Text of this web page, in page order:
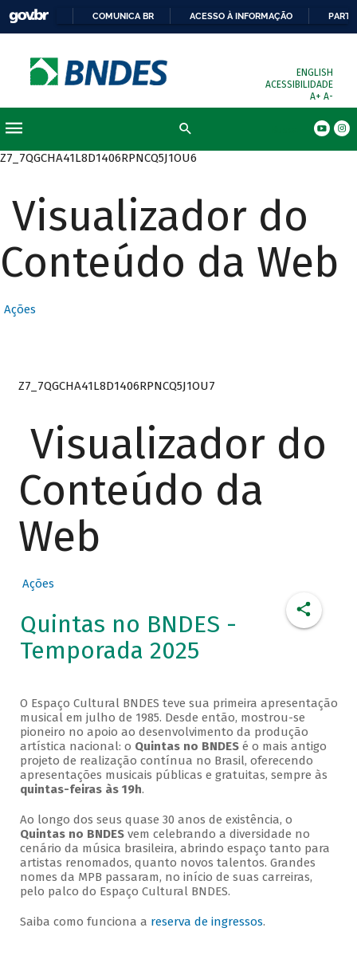
COMUNICA BR ACESSO À INFORMAÇÃO
ENGLISH
ACESSIBILIDADE
A+ A-
Z7_7QGCHA41L8D1406RPNCQ5J1OU6
Visualizador do
Conteúdo da Web
Ações
Z7_7QGCHA41L8D1406RPNCQ5J1OU7
Visualizador do
Conteúdo da
Web
Ações
Quintas no BNDES -
Temporada 2025
O Espaço Cultural BNDES teve sua primeira apresentação
musical em julho de 1985. Desde então, mostrou-se
pioneiro no apoio ao desenvolvimento da produção
artística nacional: o Quintas no BNDESé o mais antigo
projeto de realização contínua no Brasil, oferecendo
apresentações musicais públicas e gratuitas, sempre às
quintas-feiras às 19h.
Ao longo dos seus quase 30 anos de existência, o
Quintas no BNDESvem celebrando a diversidade no
cenário da música brasileira, abrindo espaço tanto para
artistas renomados, quanto novos talentos. Grandes
nomes da MPB passaram, no início de suas carreiras,
pelo palco do Espaço Cultural BNDES.
Saiba como funciona a reserva de ingressos.